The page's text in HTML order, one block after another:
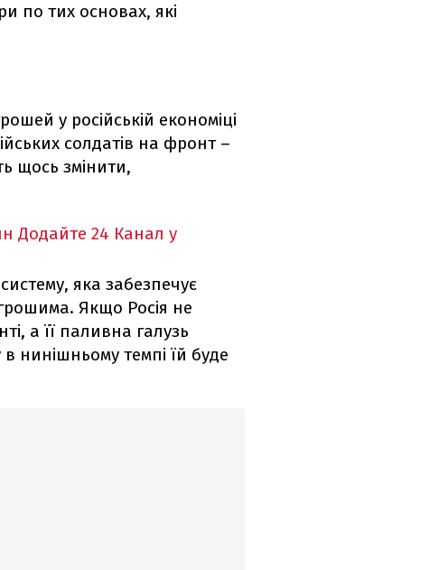
по тих основах, які
у російській економіці
солдатів на фронт –
щось змінити,
Додайте 24 Канал у
яка забезпечує
Якщо Росія не
а її паливна галузь
нинішньому темпі їй буде